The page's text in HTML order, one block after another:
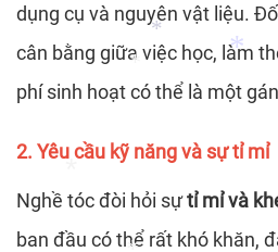
*
*
*
dụng cụ và nguyên vật liệu.
cân bằng giữa việc học, làm
phí sinh hoạt có thể là một
2. Yêu cầu kỹ năng và sự tỉ mỉ
Nghề tóc đòi hỏi sựtỉ mỉ và
ban đầu có thể rất khó khăn,